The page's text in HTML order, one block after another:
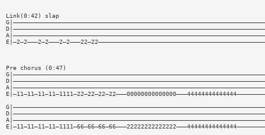
Link(0:42) slap
Pre chorus (0:47)